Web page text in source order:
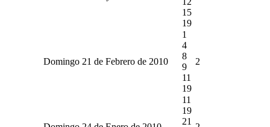
15
19
Domingo 21 de Febrero de 2010
1
4
8
9
11
19
2
11
19
21